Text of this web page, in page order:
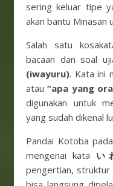
sering keluar tipe
akan bantu Minasan
Salah satu
bacaan dan soal
(iwayuru). Kata ini
atau“apa yang
digunakan untuk
yang sudah dikenal
Pandai Kotoba
mengenai kata い
pengertian, struktur